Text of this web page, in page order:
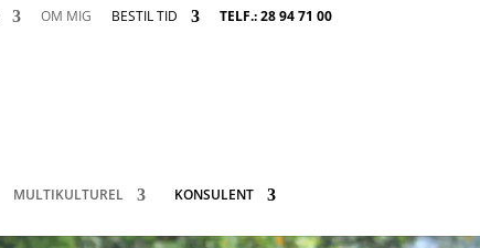
OM MIG BESTIL TID TELF.: 28 94 71 00
MULTIKULTUREL KONSULENT